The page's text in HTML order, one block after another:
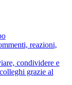
reazioni,
condividere e
grazie al